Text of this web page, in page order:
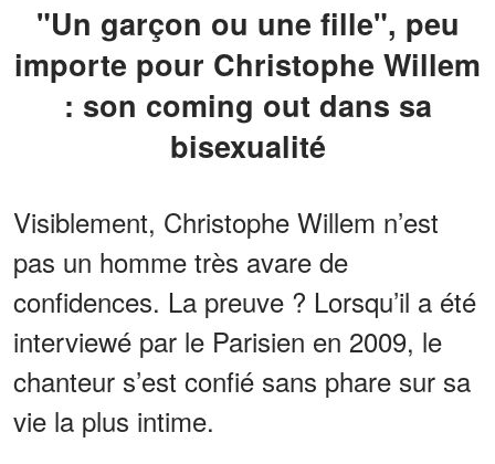
"Un garçon ou une fille", peu
importe pour Christophe Willem
: son coming out dans sa
bisexualité
Visiblement, Christophe Willem n’est
pas un homme très avare de
confidences. La preuve ? Lorsqu’il a été
interviewé par le Parisien en 2009, le
chanteur s’est confié sans phare sur sa
vie la plus intime.